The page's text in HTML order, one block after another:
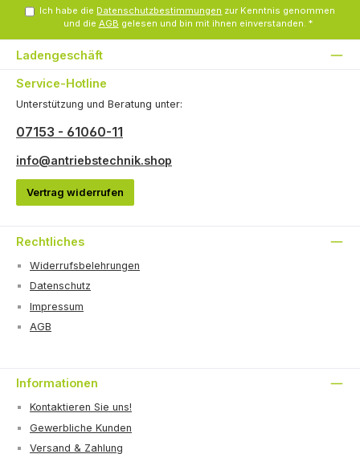
Ich habe die Datenschutzbestimmungen zur Kenntnis genommen
und die AGB gelesen und bin mit ihnen einverstanden. *
Ladengeschäft
Service-Hotline
Unterstützung und Beratung unter:
07153 - 61060-11
info@antriebstechnik.shop
Vertrag widerrufen
Rechtliches
Widerrufsbelehrungen
Datenschutz
Impressum
AGB
Informationen
Kontaktieren Sie uns!
Gewerbliche Kunden
Versand & Zahlung